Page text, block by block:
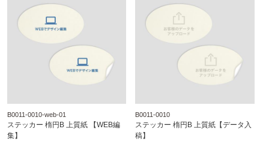
B0011-0010-web-01
ステッカー 楕円B 上質紙 【WEB編
集】
B0011-0010
ステッカー 楕円B 上質紙【データ入
稿】